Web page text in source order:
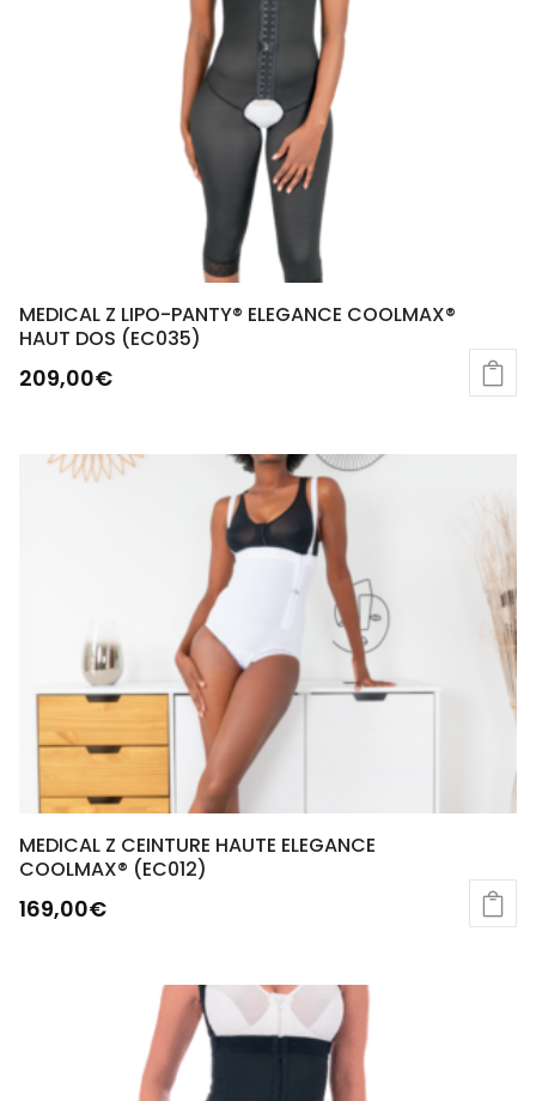
MEDICAL Z LIPO-PANTY® ELEGANCE COOLMAX®
HAUT DOS (EC035)
209,00€
MEDICAL Z CEINTURE HAUTE ELEGANCE
COOLMAX® (EC012)
169,00€